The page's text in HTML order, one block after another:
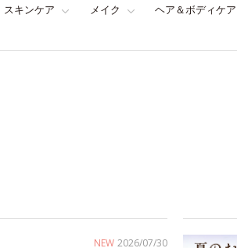
スキンケア メイク ヘア＆ボディケア
NEW 2026/07/30